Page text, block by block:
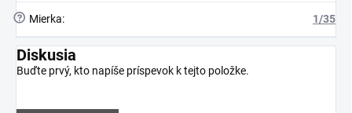
? Mierka: 1/35
Diskusia
Buďte prvý, kto napíše príspevok k tejto položke.